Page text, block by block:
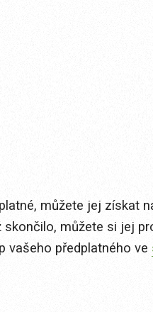
můžete jej získat
skončilo, můžete si jej
vašeho předplatného ve